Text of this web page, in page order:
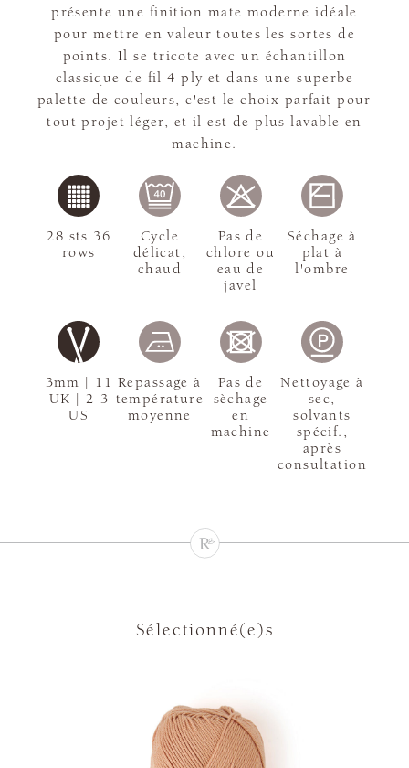
présente une finition mate moderne idéale
pour mettre en valeur toutes les sortes de
points. Il se tricote avec un échantillon
classique de fil 4 ply et dans une superbe
palette de couleurs, c'est le choix parfait pour
tout projet léger, et il est de plus lavable en
machine.
3mm | 11
UK | 2-3
US
28 sts 36
rows
Cycle
délicat,
chaud
Pas de
chlore ou
eau de
javel
Séchage à
plat à
l'ombre
Repassage à
température
moyenne
Pas de
sèchage
en
machine
Nettoyage à
sec,
solvants
spécif.,
après
consultation
Sélectionné(e)s